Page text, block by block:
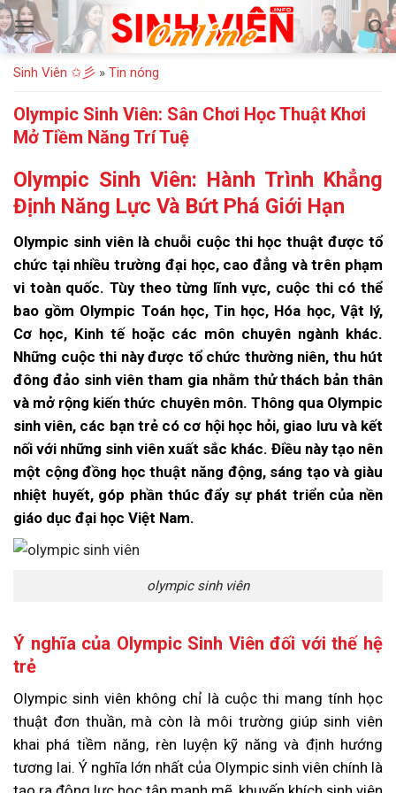
Bỏ
qua
nội
dung
Sinh Viên ✩彡 » Tin nóng
Olympic Sinh Viên: Sân Chơi Học Thuật Khơi
Mở Tiềm Năng Trí Tuệ
Olympic Sinh Viên: Hành Trình Khẳng
Định Năng Lực Và Bứt Phá Giới Hạn
Olympic sinh viên là chuỗi cuộc thi học thuật được tổ
chức tại nhiều trường đại học, cao đẳng và trên phạm
vi toàn quốc. Tùy theo từng lĩnh vực, cuộc thi có thể
bao gồm Olympic Toán học, Tin học, Hóa học, Vật lý,
Cơ học, Kinh tế hoặc các môn chuyên ngành khác.
Những cuộc thi này được tổ chức thường niên, thu hút
đông đảo sinh viên tham gia nhằm thử thách bản thân
và mở rộng kiến thức chuyên môn. Thông qua Olympic
sinh viên, các bạn trẻ có cơ hội học hỏi, giao lưu và kết
nối với những sinh viên xuất sắc khác. Điều này tạo nên
một cộng đồng học thuật năng động, sáng tạo và giàu
nhiệt huyết, góp phần thúc đẩy sự phát triển của nền
giáo dục đại học Việt Nam.
olympic sinh viên
Ý nghĩa của Olympic Sinh Viên đối với thế hệ
trẻ
Olympic sinh viên không chỉ là cuộc thi mang tính học
thuật đơn thuần, mà còn là môi trường giúp sinh viên
khai phá tiềm năng, rèn luyện kỹ năng và định hướng
tương lai. Ý nghĩa lớn nhất của Olympic sinh viên chính là